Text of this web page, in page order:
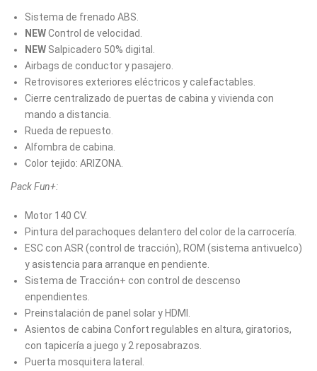
Sistema de frenado ABS.
NEWControl de velocidad.
NEW Salpicadero 50% digital.
Airbags de conductor y pasajero.
Retrovisores exteriores eléctricos y calefactables.
Cierre centralizado de puertas de cabina y vivienda con
mando a distancia.
Rueda de repuesto.
Alfombra de cabina.
Color tejido: ARIZONA.
Pack Fun+:
Motor 140 CV.
Pintura del parachoques delantero del color de la carrocería.
ESC con ASR (control de tracción), ROM (sistema antivuelco)
y asistencia para arranque en pendiente.
Sistema de Tracción+ con control de descenso
enpendientes.
Preinstalación de panel solar y HDMI.
Asientos de cabina Confort regulables en altura, giratorios,
con tapicería a juego y 2 reposabrazos.
Puerta mosquitera lateral.